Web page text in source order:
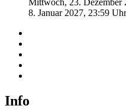
Mittwoch, 23. Dezember
8. Januar 2027, 23:59 Uhr
Info